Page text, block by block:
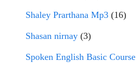
Shaley Prarthana Mp3 (16)
Shasan nirnay (3)
Spoken English Basic Course